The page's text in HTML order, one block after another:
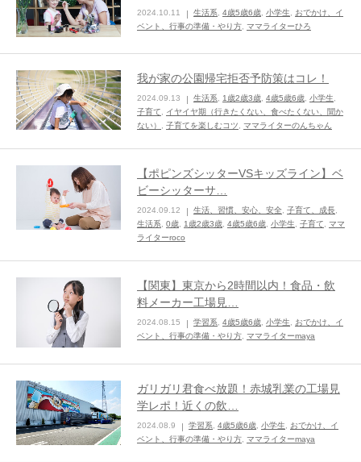
2024.10.11 生活系 4歳5歳6歳 小学生
おでかけ、イ
ベント、行事の準備・やり方 ママライターひろ
我が家の公園帰宅拒否予防策はコレ！
2024.09.13 生活系, 1歳2歳3歳, 4歳5歳6歳, 小学生,
子育て, イヤイヤ期（行きたくない、食べたくない、聞か
ない） , 子育てを楽しむコツ, ママライターのんちゃん
【ポピンズシッターVSキッズライン】ベ
ビーシッターサ…
2024.09.12 生活、習慣、安心、安全, 子育て、成長,
生活系, 0歳, 1歳2歳3歳, 4歳5歳6歳, 小学生, 子育て, ママ
ライターroco
【関東】東京から2時間以内！食品・飲
料メーカー工場見…
2024.08.15 学習系, 4歳5歳6歳, 小学生, おでかけ、イ
ベント、行事の準備・やり方, ママライターmaya
ガリガリ君食べ放題！赤城乳業の工場見
学レポ！近くの飲…
2024.08.9 学習系 4歳5歳6歳 小学生
おでかけ、イ
ベント、行事の準備・やり方 ママライターmaya
ままてぃ編集部